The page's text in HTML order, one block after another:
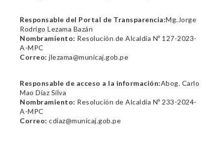
Responsable del Portal de Transparencia:Mg.Jorge
Rodrigo Lezama Bazán
Nombramiento: Resolución de Alcaldía Nº 127-2023-
A-MPC
Correo: jlezama@municaj.gob.pe
Responsable de acceso a la información:Abog. Carlo
Mao Díaz Silva
Nombramiento: Resolución de Alcaldía Nº 233-2024-
A-MPC
Correo: cdiaz@municaj.gob.pe